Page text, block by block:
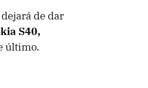
de dar
S40,
último.